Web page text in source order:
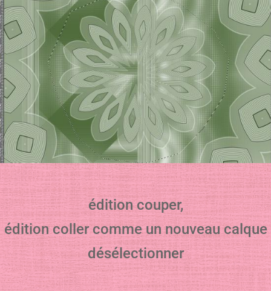
édition couper,
édition coller comme un nouveau calque
désélectionner